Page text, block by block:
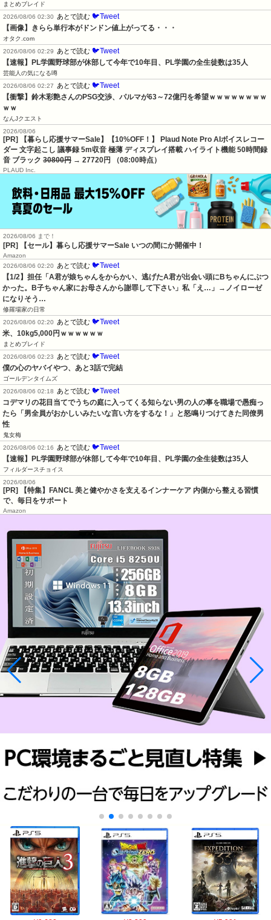
まとめブレイド
2026/08/06 02:30 あとで読む 🐦Tweet
【画像】きらら単行本がドンドン値上がってる・・・
オタク.com
2026/08/06 02:29 あとで読む 🐦Tweet
【速報】PL学園野球部が休部して今年で10年目、PL学園の全生徒数は35人
芸能人の気になる噂
2026/08/06 02:27 あとで読む 🐦Tweet
【衝撃】鈴木彩艶さんのPSG交渉、パルマが63～72億円を希望ｗｗｗｗｗｗｗｗ
ｗｗ
なんJクエスト
2026/08/06
[PR] 【暮らし応援サマーSale】【10%OFF！】 Plaud Note Pro AIボイスレコー
ダー 文字起こし 議事録 5m収音 極薄 ディスプレイ搭載 ハイライト機能 50時間録
音 ブラック 30800円 → 27720円 （08:00時点）
PLAUD Inc.
2026/08/06 まで！
[PR] 【セール】暮らし応援サマーSale いつの間にか開催中！
Amazon
2026/08/06 02:20
あとで読む 🐦Tweet
【1/2】担任「A君が娘ちゃんをからかい、逃げたA君が出会い頭にBちゃんにぶつ
かった。B子ちゃん家にお母さんから謝罪して下さい」私「え…」→ノイローゼ
になりそう…
修羅場家の日常
2026/08/06 02:20
あとで読む 🐦Tweet
米、10kg5,000円ｗｗｗｗｗｗ
まとめブレイド
2026/08/06 02:23
あとで読む 🐦Tweet
僕の心のヤバイやつ、あと3話で完結
ゴールデンタイムズ
2026/08/06 02:18
あとで読む 🐦Tweet
コデマリの花目当てでうちの庭に入ってくる知らない男の人の事を職場で愚痴っ
たら「男全員がおかしいみたいな言い方をするな！」と怒鳴りつけてきた同僚男
性
鬼女梅
2026/08/06 02:16
あとで読む 🐦Tweet
【速報】PL学園野球部が休部して今年で10年目、PL学園の全生徒数は35人
フィルダースチョイス
2026/08/06
[PR] 【特集】FANCL 美と健やかさを支えるインナーケア 内側から整える習慣
で、毎日をサポート
Amazon